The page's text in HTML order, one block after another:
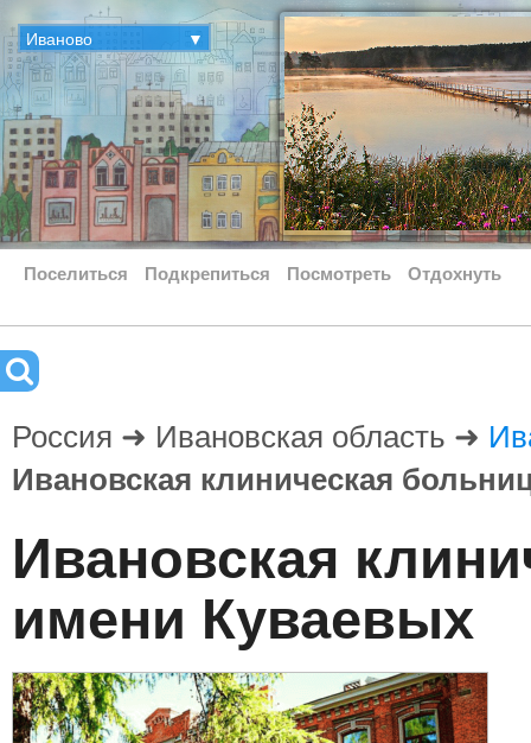
Иваново ▼
Поселиться Подкрепиться Посмотреть Отдохнуть
Россия ➜ Ивановская область ➜
Ивановская клиническая
Ивановская
имени Куваевых